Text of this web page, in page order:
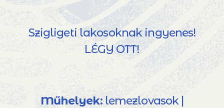
Szigligeti lakosoknak ingyenes!
LÉGY OTT!
Műhelyek:lemezlovasok |